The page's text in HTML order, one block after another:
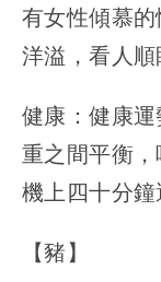
有女性傾慕
洋溢，看人順
健康：健康
重之間平衡
機上四十分鐘
【豬】